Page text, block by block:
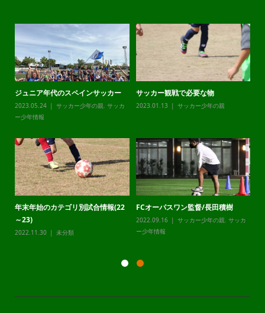
ジュニア年代のスペインサッカー
2023.05.24 サッカー少年の親, サッカ
ー少年情報
サッカー観戦で必要な物
2023.01.13 サッカー少年の親
年末年始のカテゴリ別試合情報(22
～23)
2022.11.30 未分類
FCオーパスワン監督/長田積樹
2022.09.16 サッカー少年の親, サッカ
ー少年情報